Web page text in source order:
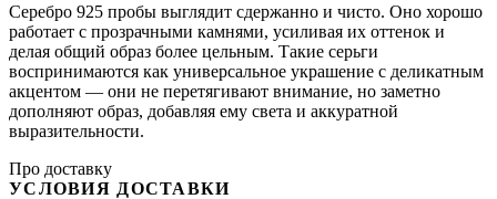
Серебро 925 пробы выглядит сдержанно и чисто. Оно хорошо
работает с прозрачными камнями, усиливая их оттенок и
делая общий образ более цельным. Такие серьги
воспринимаются как универсальное украшение с деликатным
акцентом — они не перетягивают внимание, но заметно
дополняют образ, добавляя ему света и аккуратной
выразительности.
Про доставку
УСЛОВИЯ ДОСТАВКИ